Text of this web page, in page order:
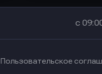
с
Пользовательское